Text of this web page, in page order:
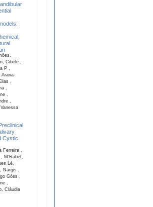
Cibele ,
P ,
,
,
,
,
Cystic
Ferreira ,
M'Rabet,
Lé,
Nargis ,
Góss ,
,
Cláudia